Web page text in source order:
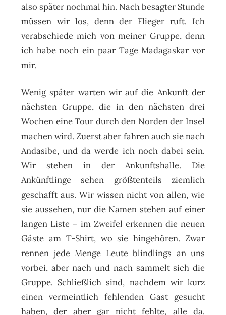
also später nochmal hin. Nach besagter Stunde
müssen wir los, denn der Flieger ruft. Ich
verabschiede mich von meiner Gruppe, denn
ich habe noch ein paar Tage Madagaskar vor
mir.
Wenig später warten wir auf die Ankunft der
nächsten Gruppe, die in den nächsten drei
Wochen eine Tour durch den Norden der Insel
machen wird. Zuerst aber fahren auch sie nach
Andasibe, und da werde ich noch dabei sein.
Wir stehen in der Ankunftshalle. Die
Ankünftlinge sehen größtenteils ziemlich
geschafft aus. Wir wissen nicht von allen, wie
sie aussehen, nur die Namen stehen auf einer
langen Liste – im Zweifel erkennen die neuen
Gäste am T-Shirt, wo sie hingehören. Zwar
rennen jede Menge Leute blindlings an uns
vorbei, aber nach und nach sammelt sich die
Gruppe. Schließlich sind, nachdem wir kurz
einen vermeintlich fehlenden Gast gesucht
haben, der aber gar nicht fehlte, alle da.